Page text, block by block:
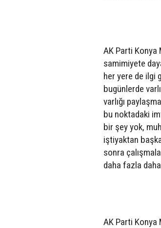
AK Parti Konya
samimiyete
her yere de ilgi
bugünlerde
varlığı
bu noktadaki
bir şey yok,
iştiyaktan
sonra
daha fazla
AK Parti Konya